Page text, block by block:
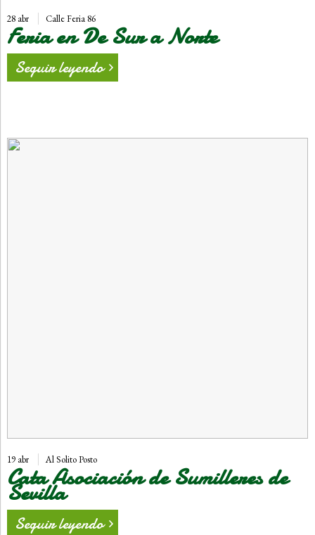
28 abr Calle Feria 86
Feria en De Sur a Norte
Seguir leyendo
19 abr Al Solito Posto
Cata Asociación de Sumilleres de
Sevilla
Seguir leyendo